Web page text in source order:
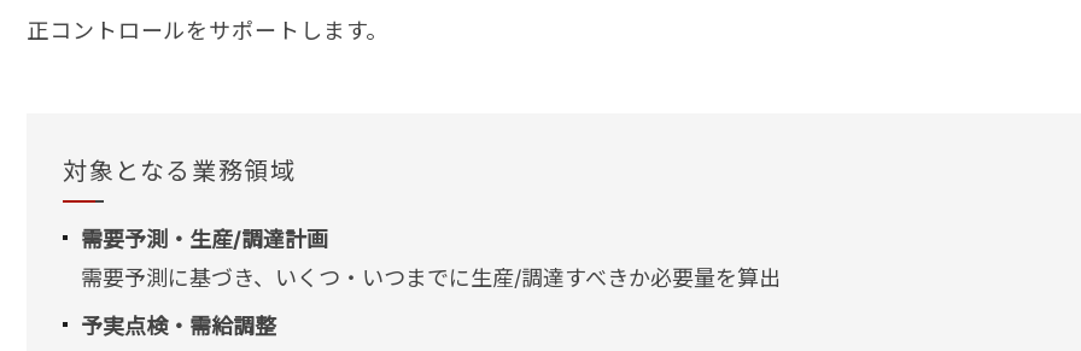
正コントロールをサポートします。
対象となる業務領域
需要予測・生産/調達計画
需要予測に基づき、いくつ・いつまでに生産/調達すべきか必要量を算出
予実点検・需給調整